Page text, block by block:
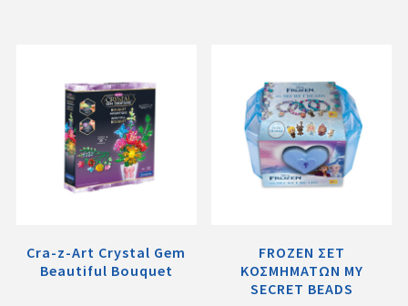
Cra-z-Art Crystal Gem
Beautiful Bouquet
FROZEN ΣΕΤ
ΚΟΣΜΗΜΑΤΩΝ MY
SECRET BEADS